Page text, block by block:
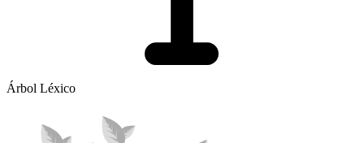
Árbol Léxico